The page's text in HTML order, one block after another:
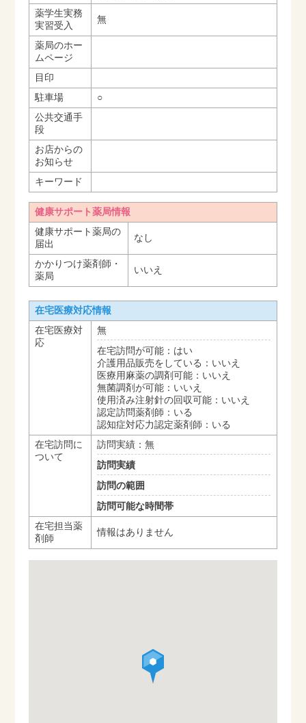
薬学生実務
実習受入
無
薬局のホー
ムページ
目印
駐車場
○
公共交通手
段
お店からの
お知らせ
キーワード
健康サポート薬局情報
健康サポート薬局の
届出
なし
かかりつけ薬剤師・
薬局
いいえ
在宅医療対応情報
在宅医療対
応
無
在宅訪問が可能：はい
介護用品販売をしている：いいえ
医療用麻薬の調剤可能：いいえ
無菌調剤が可能：いいえ
使用済み注射針の回収可能：いいえ
認定訪問薬剤師：いる
認知症対応力認定薬剤師：いる
在宅訪問に
ついて
訪問実績：無
訪問実績
訪問の範囲
訪問可能な時間帯
在宅担当薬
剤師
情報はありません